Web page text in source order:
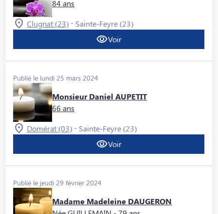
84 ans
Clugnat (23) - Sainte-Feyre (23)
Voir
Publié le lundi 25 mars 2024
Monsieur Daniel AUPETIT
66 ans
Domérat (03) - Sainte-Feyre (23)
Voir
Publié le jeudi 29 février 2024
Madame Madeleine DAUGERON